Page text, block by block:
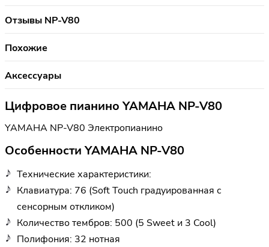
Отзывы NP-V80
Похожие
Аксессуары
Цифровое пианино YAMAHA NP-V80
YAMAHA NP-V80 Электропианино
Особенности YAMAHA NP-V80
Технические характеристики:
Клавиатура: 76 (Soft Touch градуированная с
сенсорным откликом)
Количество тембров: 500 (5 Sweet и 3 Cool)
Полифония: 32 нотная